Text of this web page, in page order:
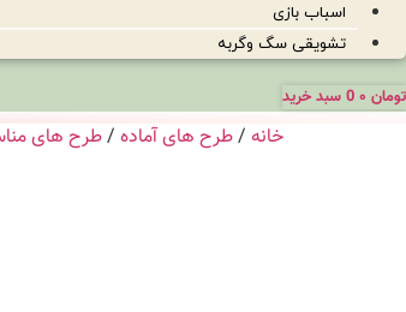
اسباب بازی
تشویقی سگ وگربه
تومان 0 سبد خرید
خانه /طرح های آماده /طرح های